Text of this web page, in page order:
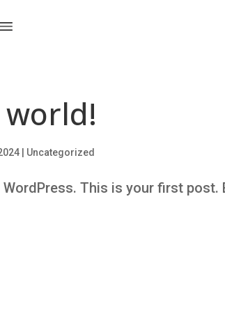
Uncategorized
WordPress. This is your first